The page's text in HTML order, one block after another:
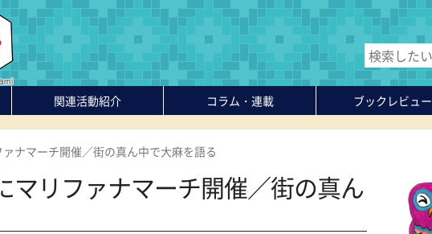
関連活動紹介 コラム・連載 ブックレビュー
ナマーチ開催／街の真ん中で大麻を語る
マリファナマーチ開催／街の真ん